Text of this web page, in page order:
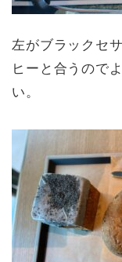
左がブラックセ
ヒーと合うので
い。